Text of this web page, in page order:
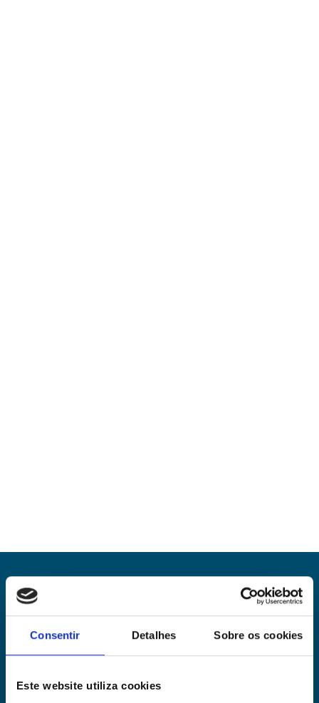
Consentir Detalhes Sobre os cookies
Este website utiliza cookies
SOMOS LÍDER EM ADEQUAÇÃO A
LEI GERAL DE PROTEÇÃO
DE DADOS